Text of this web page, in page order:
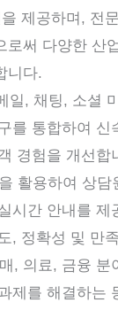
제공하며, 전
로써 다양한 산
니다.
일, 채팅, 소셜
를 통합하여
경험을 개선합
활용하여 상
시간 안내를
, 정확성 및 만
, 의료, 금융 분
제를 해결하는